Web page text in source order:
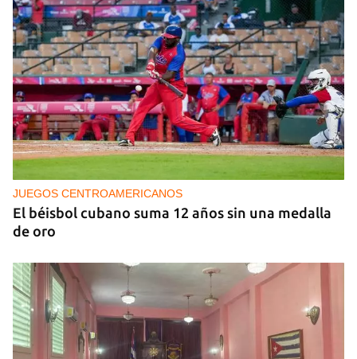
ENTREVISTA
"El sector turístico cubano necesita un
renacimiento con cambios profundos"
JUEGOS CENTROAMERICANOS
El béisbol cubano suma 12 años sin una medalla
de oro